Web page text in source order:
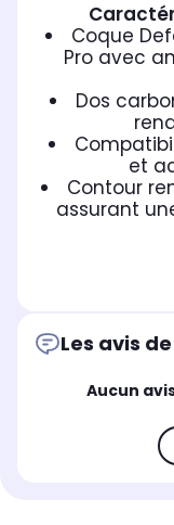
Coque
Pro avec
Dos
et
Contour
assurant
Les avis
Aucun